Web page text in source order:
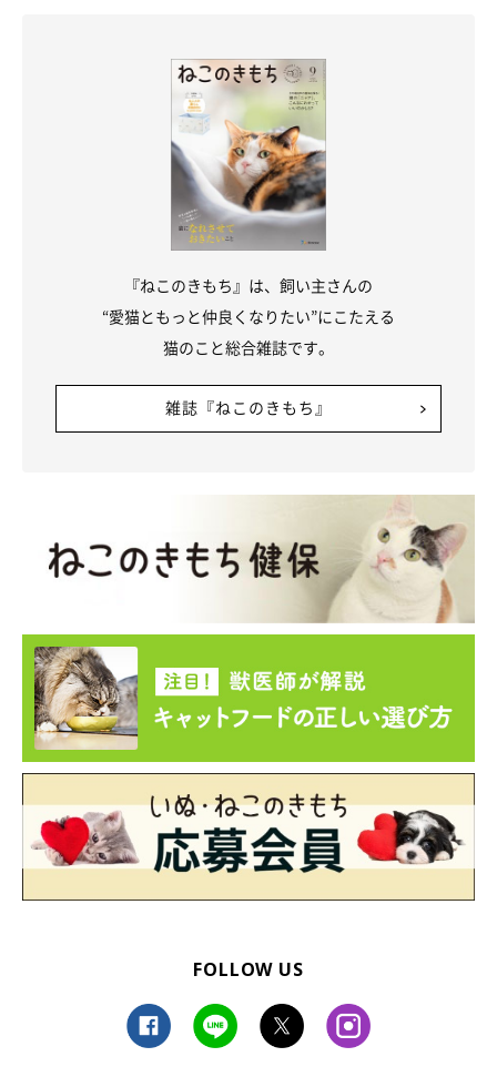
ねこのきもち投稿写真ギャラリー
『ねこのきもち』は、飼い主さんの
“愛猫ともっと仲良くなりたい”にこたえる
猫のこと総合雑誌です。
雑誌『ねこのきもち』
FOLLOW US